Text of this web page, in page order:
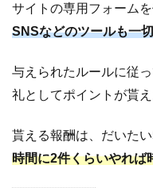
サイトの専用フォーム
SNSなどのツールも一
与えられたルールに従
礼としてポイントが貰え
貰える報酬は、だいた
時間に2件くらいやれば